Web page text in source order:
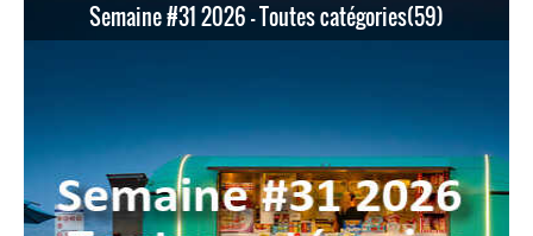
Semaine #31 2026 - Toutes catégories(59)